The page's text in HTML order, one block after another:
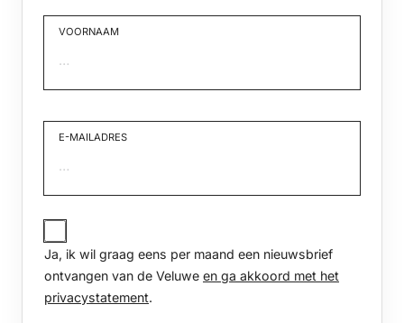
VOORNAAM
E-MAILADRES
JA,
IK
WIL
GRAAG
PER
Ja, ik wil graag eens per maand een nieuwsbrief
ontvangen van de Veluwe en ga akkoord met het
privacystatement.